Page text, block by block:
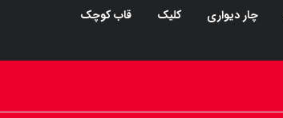
چار دیواری کلیک
قاب کوچک